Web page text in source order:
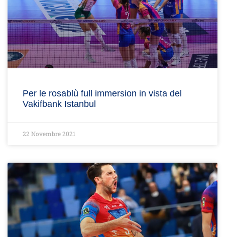
Per le rosablù full immersion in vista del
Vakifbank Istanbul
22 Novembre 2021